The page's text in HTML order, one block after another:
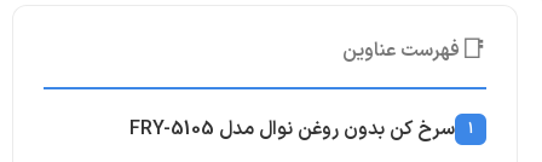
📑 فهرست عناوین
1 سرخ کن بدون روغن نوال مدل FRY-5105